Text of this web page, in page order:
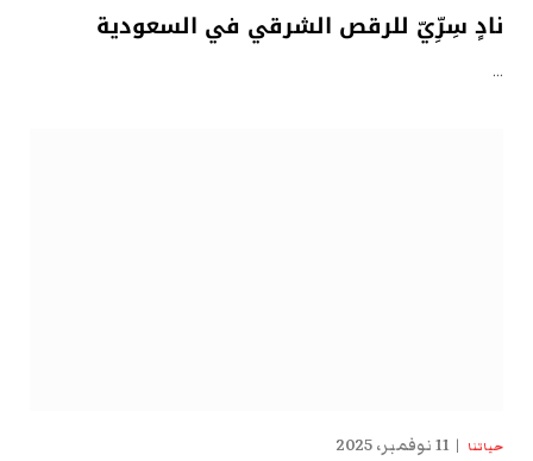
نادٍ سِرِّيّ للرقص الشرقي في السعودية
…
حياتنا 11 نوفمبر، 2025